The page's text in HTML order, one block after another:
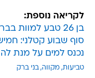
לקריאה נוספת:
בן 26 טבע למוות בבריכה במסיבה בשגרירות ניגריה
סוף שבוע קטלני:
נכנס למים על מנת
טביעות מקווה בני ברק